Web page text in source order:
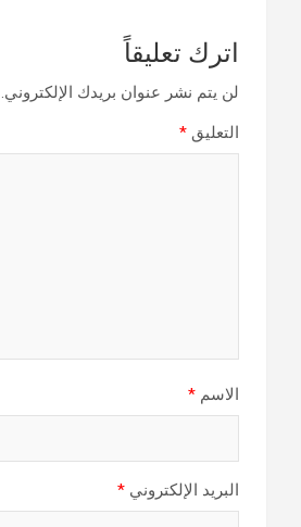
اترك تعليقاً
لن يتم نشر عنوان بريدك الإلكتروني.
التعليق *
الاسم *
البريد الإلكتروني *